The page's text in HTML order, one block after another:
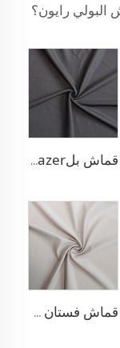
البولي رايون؟
قماش بلazer مطاطي من مادة TR
قماش فستان منسوج مزدوج من مادة TR